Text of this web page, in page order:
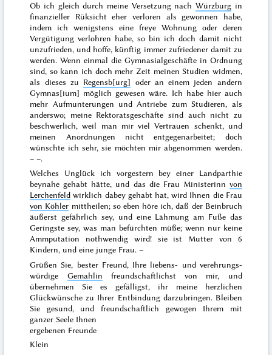
Ob ich gleich durch meine Versetzung nachWürzburg in
finanzieller Rüksicht eher verloren als gewonnen habe,
indem ich wenigstens eine freye Wohnung oder deren
Vergütigung verlohren habe, so bin ich doch damit nicht
unzufrieden, und hoffe, künftig immer zufriedener damit zu
werden. Wenn einmal die Gymnasialgeschäfte in Ordnung
sind, so kann ich doch mehr Zeit meinen Studien widmen,
als dieses zu Regensb[urg] oder an einem jeden andern
Gymnas[ium] möglich gewesen wäre. Ich habe hier auch
mehr Aufmunterungen und Antriebe zum Studieren, als
anderswo; meine Rektoratsgeschäfte sind auch nicht zu
beschwerlich, weil man mir viel Vertrauen schenkt, und
meinen Anordnungen nicht entgegenarbeitet; doch
wünschte ich sehr, sie möchten mir abgenommen werden.
– –.
Welches Unglück ich vorgestern bey einer Landparthie
beynahe gehabt hätte, und das die Frau Ministerinn von
Lerchenfeld wirklich dabey gehabt hat, wird Ihnen die Frau
von Köhler mittheilen; so eben höre ich, daß der Beinbruch
äußerst gefährlich sey, und eine Lähmung am Fuße das
Geringste sey, was man befürchten müße; wenn nur keine
Ammputation nothwendig wird! sie ist Mutter von 6
Kindern, und eine junge Frau. –
Grüßen Sie, bester Freund, Ihre liebens- und verehrungs-
würdige Gemahlin freundschaftlichst von mir, und
übernehmen Sie es gefälligst, ihr meine herzlichen
Glückwünsche zu Ihrer Entbindung darzubringen. Bleiben
Sie gesund, und freundschaftlich gewogen Ihrem mit
ganzer Seele Ihnen
ergebenen Freunde
Klein